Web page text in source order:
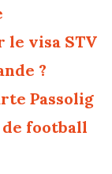
le visa STV
?
Passolig
football